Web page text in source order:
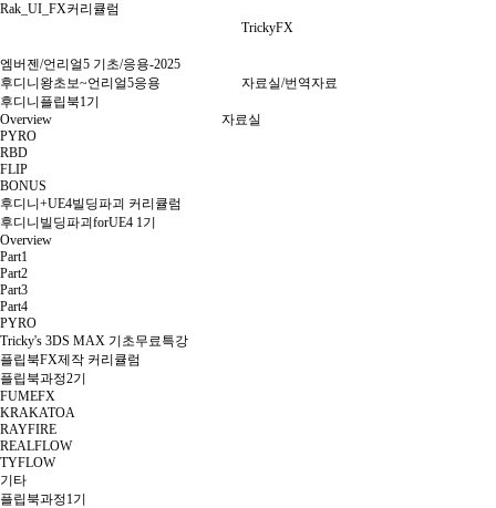
Rak_UI_FX커리큘럼
TrickyFX
엠버젠/언리얼5 기초/응용-2025
후디니왕초보~언리얼5응용
후디니플립북1기
Overview
PYRO
RBD
FLIP
BONUS
후디니+UE4빌딩파괴 커리큘럼
후디니빌딩파괴forUE4 1기
Overview
Part1
Part2
Part3
Part4
PYRO
Tricky's 3DS MAX 기초무료특강
플립북FX제작 커리큘럼
플립북과정2기
FUMEFX
KRAKATOA
RAYFIRE
REALFLOW
TYFLOW
기타
플립북과정1기
자료실/번역자료
자료실